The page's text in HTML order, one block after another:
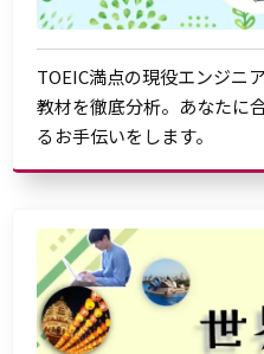
TOEIC満点の現役エンジニ
教材を徹底分析。あなたに
るお手伝いをします。